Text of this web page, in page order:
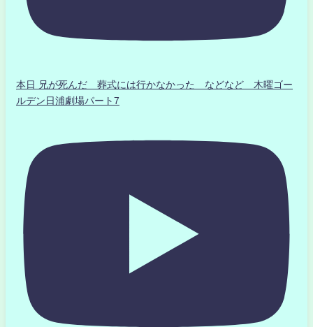
本日 兄が死んだ 葬式には行かなかった などなど 木曜ゴー
ルデン日浦劇場パート7